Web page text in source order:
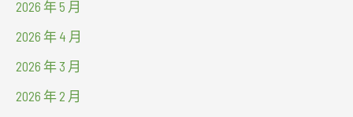
2026 年 5 月
2026 年 4 月
2026 年 3 月
2026 年 2 月